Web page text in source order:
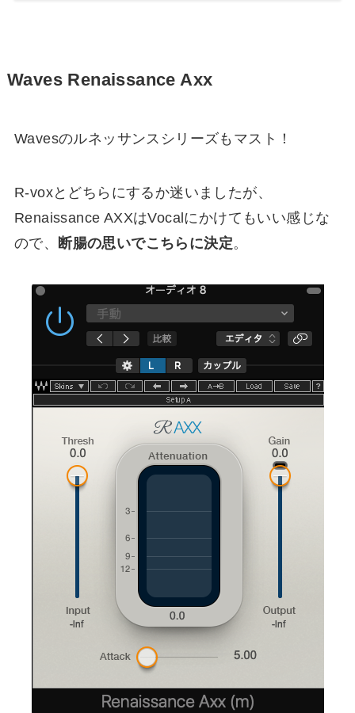
Waves Renaissance Axx
Wavesのルネッサンスシリーズもマスト！
R-voxとどちらにするか迷いましたが、
Renaissance AXXはVocalにかけてもいい感じな
ので、 断腸の思いでこちらに決定。